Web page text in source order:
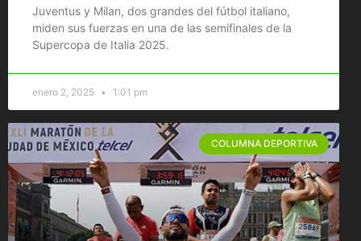
Juventus y Milan, dos grandes del fútbol italiano,
miden sus fuerzas en una de las semifinales de la
Supercopa de Italia 2025.
enero 2, 2025 1:01 pm
COLUMNA DEPORTIVA